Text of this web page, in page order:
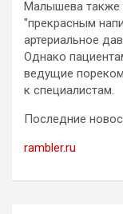
Малышева также
"прекрасным
артериальное
Однако
ведущие
к специалистам.
Последние
rambler.ru